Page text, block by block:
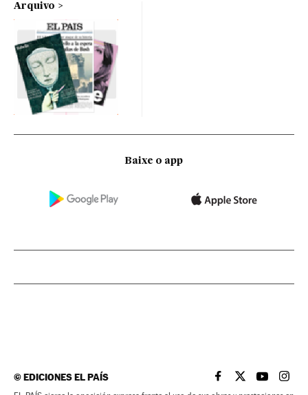
Arquivo
Baixe o app
©EDICIONES EL PAÍS EL PAÍS BRASIL EN
EL PAÍSEL PAÍS
EL